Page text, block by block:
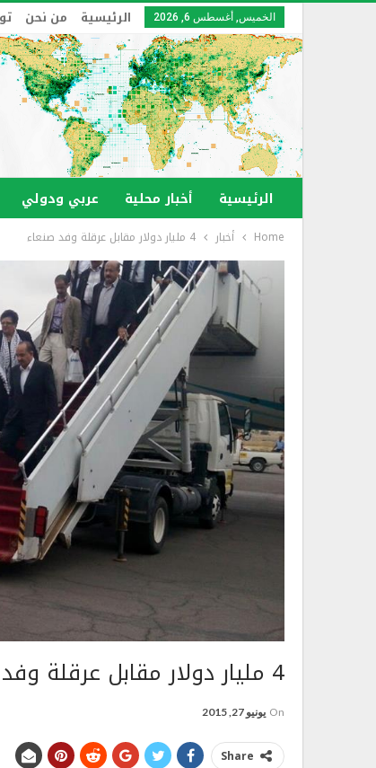
الخميس, أغسطس 6, 2026 الرئيسية من نحن
الرئيسية أخبار محلية عربي ودولي
Home أخبار 4 مليار دولار مقابل عرقلة وفد صنعاء
4 مليار دولار مقابل عرقلة وفد صنعاء
On يونيو 27, 2015
Share